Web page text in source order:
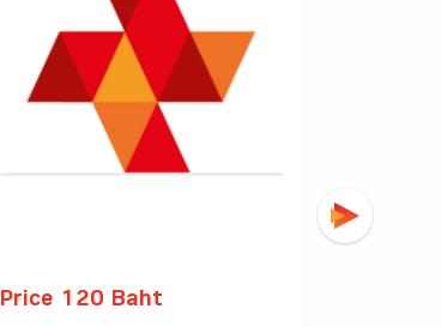
Price 120 Baht